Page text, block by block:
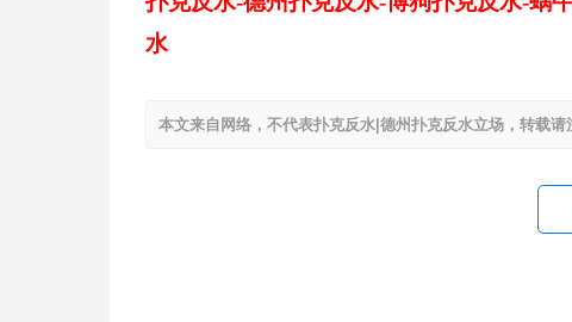
水
本文来自网络，不代表扑克反水|德州扑克反水立场，转载